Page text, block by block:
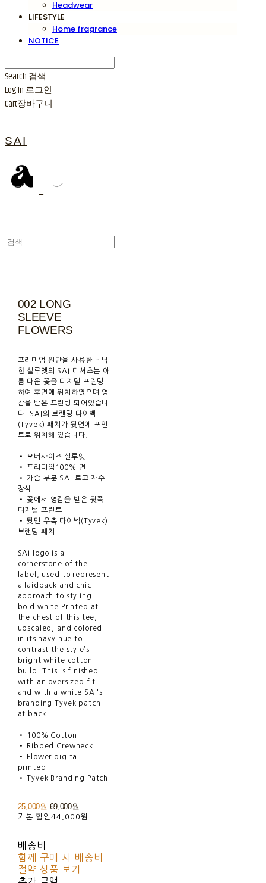
Headwear
LIFESTYLE
Home fragrance
NOTICE
Search 검색
Log In 로그인
Cart장바구니
SAI
002 LONG
SLEEVE
FLOWERS
프리미엄 원단을 사용한 넉넉
한 실루엣의 SAI 티셔츠는 아
름 다운 꽃을 디지털 프린팅
하여 후면에 위치하였으며 영
감을 받은 프린팅 되어있습니
다. SAI의 브랜딩 타이벡
(Tyvek) 패치가 뒷면에 포인
트로 위치해 있습니다.
• 오버사이즈 실루엣
• 프리미엄100% 면
• 가슴 부분 SAI 로고 자수
장식
• 꽃에서 영감을 받은 뒷쪽
디지털 프린트
• 뒷면 우측 타이벡(Tyvek)
브랜딩 패치
SAI logo is a
cornerstone of the
label, used to represent
a laidback and chic
approach to styling.
bold white Printed at
the chest of this tee,
upscaled, and colored
in its navy hue to
contrast the style’s
bright white cotton
build. This is finished
with an oversized fit
and with a white SAI's
branding Tyvek patch
at back
• 100% Cotton
• Ribbed Crewneck
• Flower digital
printed
• Tyvek Branding Patch
25,000원 69,000원
기본 할인44,000원
배송비-
함께 구매 시 배송비
절약 상품 보기
추가 금액